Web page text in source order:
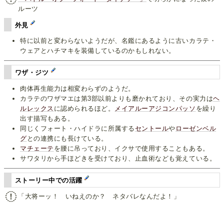
ルーツ
外見
特に以前と変わらないようだが、名鑑にあるように古いカラテ・
ウェアとハチマキを装備しているのかもしれない。
ワザ・ジツ
肉体再生能力は相変わらずのようだ。
カラテのワザマエは第3部以前よりも磨かれており、その実力はヘ
ルレックス に認められるほど。 メイアルーアジコンパッソ を繰り
出す描写もある。
同じくフォート・ハイドラに所属する セントールや ローゼンベル
グ との連携にも長けている。
マチェーテ を腰に吊っており、イクサで使用することもある。
サワタリから手ほどきを受けており、止血術なども覚えている。
ストーリー中での活躍
「大将ーッ！ いねえのか？ ネタバレなんだよ！」